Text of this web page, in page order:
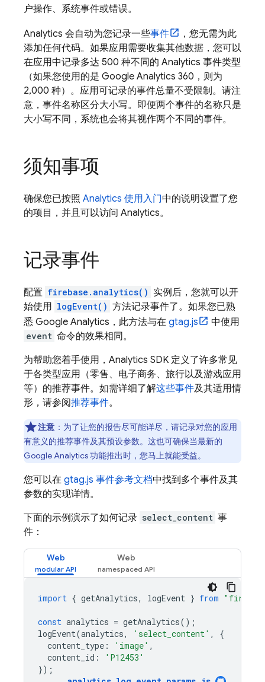
户操作、系统事件或错误。
Analytics 会自动为您记录一些事件
，您无需为此
添加任何代码。如果应用需要收集其他数据，您可以
在应用中记录多达 500 种不同的 Analytics 事件类型
（如果您使用的是 Google Analytics 360，则为
2,000 种）。应用可记录的事件总量不受限制。请注
意，事件名称区分大小写。即便两个事件的名称只是
大小写不同，系统也会将其视作两个不同的事件。
须知事项
确保您已按照 Analytics 使用入门中的说明设置了您
的项目，并且可以访问 Analytics。
记录事件
配置 firebase.analytics() 实例后，您就可以开
始使用 logEvent() 方法记录事件了。如果您已熟
悉 Google Analytics ，此方法与在 gtag.js 中使用
event 命令的效果相同。
为帮助您着手使用，Analytics SDK 定义了许多常见
于各类型应用（零售、电子商务、旅行以及游戏应用
等）的推荐事件。如需详细了解这些事件及其适用情
形，请参阅推荐事件。
注意 ： 为了让您的报告尽可能详尽，请记录对您的应用
有意义的推荐事件及其预设参数。这也可确保当最新的
Google Analytics 功能推出时，您马上就能受益。
您可以在 gtag.js 事件参考文档中找到多个事件及其
参数的实现详情。
下面的示例演示了如何记录 select_content 事
件：
Web Web
import { getAnalytics, logEvent } from
const analytics = getAnalytics();
logEvent(analytics, 'select_content' ,
{
content_type : 'image' ,
content_id :
'P12453'
});